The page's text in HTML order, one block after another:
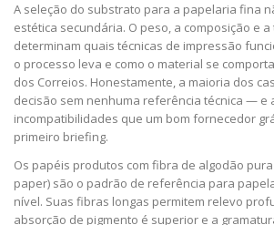
A seleção do substrato para a papelaria fina
estética secundária. O peso, a composição e
determinam quais técnicas de impressão
o processo leva e como o material se
dos Correios. Honestamente, a maioria dos
decisão sem nenhuma referência técnica — e
incompatibilidades que um bom fornecedor
primeiro briefing.
Os papéis produtos com fibra de algodão
paper) são o padrão de referência para
nível. Suas fibras longas permitem relevo
absorção de pigmento é superior e a